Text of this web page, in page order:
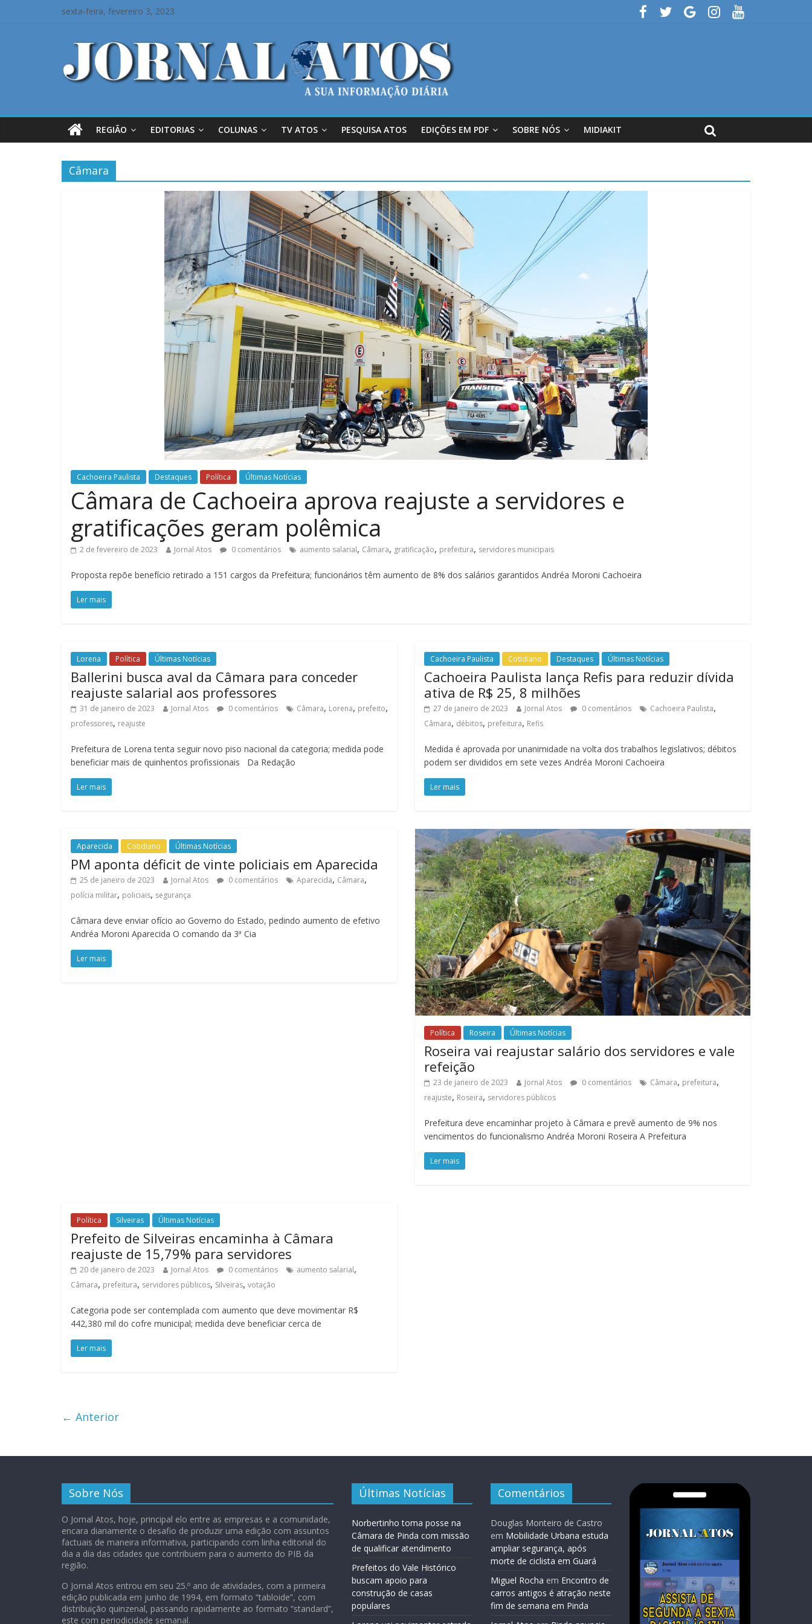
sexta-feira, fevereiro 3, 2023
REGIÃO EDITORIAS COLUNAS TV ATOS PESQUISA ATOS EDIÇÕES EM PDF SOBRE NÓS MIDIAKIT
Câmara
Cachoeira Paulista Destaques Política Últimas Notícias
Câmara de Cachoeira aprova reajuste a servidores e
gratificações geram polêmica
2 de fevereiro de 2023 Jornal Atos 0 comentários aumento salarial, Câmara, gratificação, prefeitura, servidores municipais
Proposta repõe benefício retirado a 151 cargos da Prefeitura; funcionários têm aumento de 8% dos salários garantidos Andréa Moroni Cachoeira
Ler mais
Lorena Política Últimas Notícias
Ballerini busca aval da Câmara para conceder
reajuste salarial aos professores
31 de janeiro de 2023 Jornal Atos 0 comentários Câmara, Lorena, prefeito,
professores, reajuste
Prefeitura de Lorena tenta seguir novo piso nacional da categoria; medida pode
beneficiar mais de quinhentos profissionais Da Redação
Ler mais
Cachoeira Paulista Cotidiano Destaques Últimas Notícias
Cachoeira Paulista lança Refis para reduzir dívida
ativa de R$ 25, 8 milhões
27 de janeiro de 2023 Jornal Atos 0 comentários Cachoeira Paulista,
Câmara, débitos, prefeitura, Refis
Medida é aprovada por unanimidade na volta dos trabalhos legislativos; débitos
podem ser divididos em sete vezes Andréa Moroni Cachoeira
Ler mais
Aparecida Cotidiano Últimas Notícias
PM aponta déficit de vinte policiais em Aparecida
25 de janeiro de 2023 Jornal Atos 0 comentários Aparecida, Câmara,
polícia militar, policiais, segurança
Câmara deve enviar ofício ao Governo do Estado, pedindo aumento de efetivo
Andréa Moroni Aparecida O comando da 3ª Cia
Ler mais
Política Roseira Últimas Notícias
Roseira vai reajustar salário dos servidores e vale
refeição
23 de janeiro de 2023 Jornal Atos 0 comentários Câmara, prefeitura,
reajuste, Roseira, servidores públicos
Prefeitura deve encaminhar projeto à Câmara e prevê aumento de 9% nos
vencimentos do funcionalismo Andréa Moroni Roseira A Prefeitura
Ler mais
Política Silveiras Últimas Notícias
Prefeito de Silveiras encaminha à Câmara
reajuste de 15,79% para servidores
20 de janeiro de 2023 Jornal Atos 0 comentários aumento salarial,
Câmara, prefeitura, servidores públicos, Silveiras, votação
Categoria pode ser contemplada com aumento que deve movimentar R$
442,380 mil do cofre municipal; medida deve beneficiar cerca de
Ler mais
← Anterior
Sobre Nós
O Jornal Atos, hoje, principal elo entre as empresas e a comunidade,
encara diariamente o desafio de produzir uma edição com assuntos
factuais de maneira informativa, participando com linha editorial do
dia a dia das cidades que contribuem para o aumento do PIB da
região.
O Jornal Atos entrou em seu 25.º ano de atividades, com a primeira
edição publicada em junho de 1994, em formato “tabloide”, com
distribuição quinzenal, passando rapidamente ao formato “standard”,
este com periodicidade semanal.
Últimas Notícias
Norbertinho toma posse na
Câmara de Pinda com missão
de qualificar atendimento
Prefeitos do Vale Histórico
buscam apoio para
construção de casas
populares
Comentários
Douglas Monteiro de Castro
em Mobilidade Urbana estuda
ampliar segurança, após
morte de ciclista em Guará
Miguel Rocha em Encontro de
carros antigos é atração neste
fim de semana em Pinda